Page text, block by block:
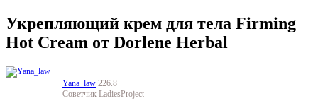
Укрепляющий крем для тела Firming
Hot Cream от Dorlene Herbal
Yana_law 226.8
Советчик LadiesProject